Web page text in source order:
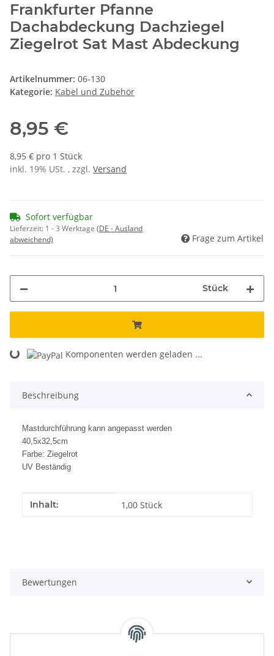
Frankfurter Pfanne
Dachabdeckung Dachziegel
Ziegelrot Sat Mast Abdeckung
Artikelnummer: 06-130
Kategorie: Kabel und Zubehör
8,95 €
8,95 € pro 1 Stück
inkl. 19% USt. , zzgl. Versand
Sofort verfügbar
Lieferzeit: 1 - 3 Werktage (DE - Ausland
abweichend)
Frage zum Artikel
Stück
Loading... Komponenten werden geladen ...
Beschreibung
Mastdurchführung kann angepasst werden
40,5x32,5cm
Farbe: Ziegelrot
UV Beständig
Produkteigenschaft
Wert
Inhalt: 1,00 Stück
Bewertungen